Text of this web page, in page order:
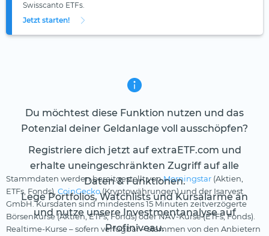
Swisscanto ETFs.
Jetzt starten!
Du möchtest diese Funktion nutzen und das
Potenzial deiner Geldanlage voll ausschöpfen?
Registriere dich jetzt auf extraETF.com und
erhalte uneingeschränkten Zugriff auf alle
Daten & Funktionen.
Lege Portfolios, Watchlists und Kursalarme an
und nutze unsere Investmentanalyse auf
Profiniveau.
Stammdaten werden bereitgestellt vonMorningstar (Aktien,
ETFs, Fonds), CoinGecko(Kryptowährungen) und der Isarvest
GmbH. Kursdaten sind mindestens 15 Minuten zeitverzögerte
Börsenkurse (Aktien, ETFs, Fonds) oder NAV-Kurse (ETFs, Fonds).
Realtime-Kurse – sofern verfügbar – stammen von den Anbietern